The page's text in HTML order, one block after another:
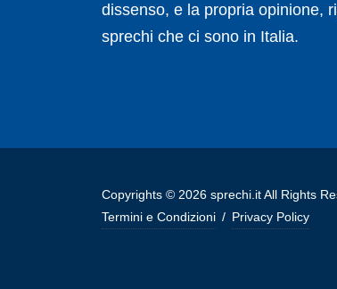
dissenso, e la propria opinione,
sprechi che ci sono in Italia.
Copyrights © 2026 sprechi.it All Rights
Termini e Condizioni / Privacy Policy